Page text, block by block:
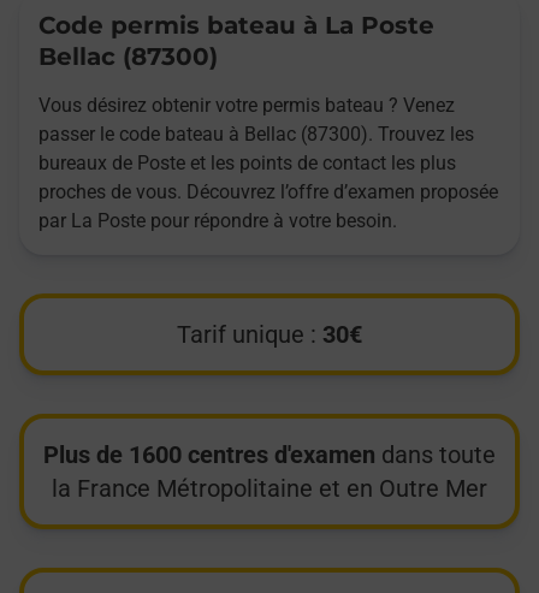
Code permis bateau à La Poste
Bellac (87300)
Vous désirez obtenir votre permis bateau ? Venez
passer le code bateau à Bellac (87300). Trouvez les
bureaux de Poste et les points de contact les plus
proches de vous. Découvrez l’offre d’examen proposée
par La Poste pour répondre à votre besoin.
Tarif unique : 30€
Plus de 1600 centres d'examen dans toute
la France Métropolitaine et en Outre Mer